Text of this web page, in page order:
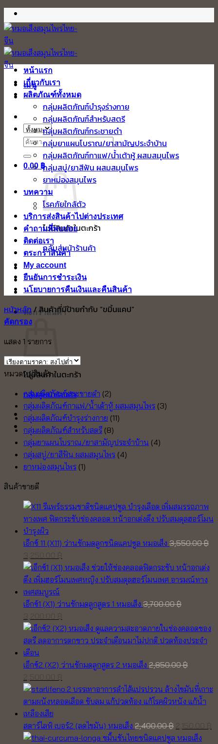
ข้าม
ไป
ยัง
เนื้อหา
เมนู
ค้นหา:
0.00 ฿
ไม่มีสินค้าในตะกร้า
กลับสู่หน้าร้านค้า
ตะกร้าสินค้า
ไม่มีสินค้าในตะกร้า
กลับสู่หน้าร้านค้า
หน้าแรก
เกี่ยวกับเรา
ผลิตภัณฑ์ทั้งหมด
กลุ่มผลิตภัณฑ์บำรุงร่างกาย
กลุ่มผลิตภัณฑ์สำหรับสตรี
กลุ่มผลิตภัณฑ์กระชายดำ
กลุ่มยาแผนโบราณ/ยาสามัญประจำบ้าน
กลุ่มผลิตภัณฑ์กาแฟ/น้ำเต้าหู้ ผสมสมุนไพร
กลุ่มสบู่/ยาสีฟัน ผสมสมุนไพร
ยาหม่องสมุนไพร
บทความ
โรคภัยใกล้ตัว
บริการส่งสินค้าไปต่างประเทศ
คำถามที่พบบ่อย
ติดต่อเรา
ตระกร้าสินค้า
My account
ยืนยันการชำระเงิน
นโยบายการคืนเงินและคืนสินค้า
หน้าหลัก/สินค้าที่มีป้ายกำกับ “ขมิ้นแคป”
คัดกรอง
แสดง 1 รายการ
หมวดหมู่สินค้า
กลุ่มผลิตภัณฑ์กระชายดำ (2)
กลุ่มผลิตภัณฑ์กาแฟ/น้ำเต้าหู้ ผสมสมุนไพร (3)
กลุ่มผลิตภัณฑ์บำรุงร่างกาย (11)
กลุ่มผลิตภัณฑ์สำหรับสตรี (8)
กลุ่มยาแผนโบราณ/ยาสามัญประจำบ้าน (4)
กลุ่มสบู่/ยาสีฟัน ผสมสมุนไพร (4)
ยาหม่องสมุนไพร (1)
สินค้าขายดี
เอ็กซ์ 11 (X11) ว่านชักมดลูกชนิดแคปซูล หมอเส็ง 3,550.00฿
price
was:
3,550.00 ฿.
price
is:
เอ็กซ์1 (X1) ว่านชักมดลูกสูตร 1 หมอเส็ง 3,700.00฿
price
was:
3,700.00 ฿.
price
is:
เอ็กซ์2 (X2) ว่านชักมดลูกสูตร 2 หมอเส็ง 2,850.00฿
price
was:
2,850.00 ฿.
price
is:
สตาร์ไลฟ์ เบอร์2 (ลดไขมัน) หมอเส็ง 2,400.00฿
price